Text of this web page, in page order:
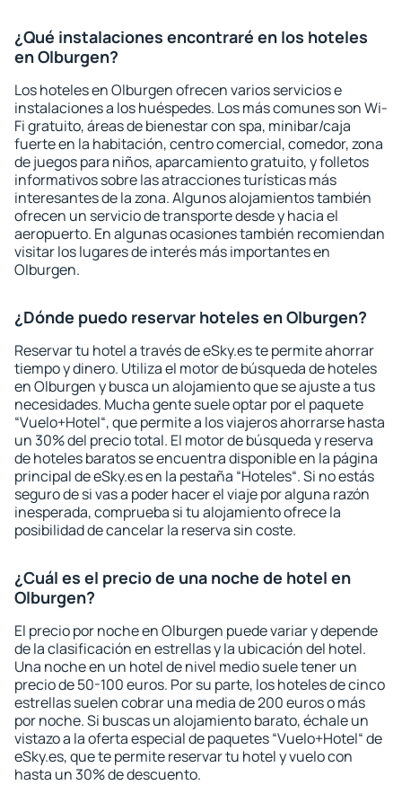
¿Qué instalaciones encontraré en los hoteles
en Olburgen?
Los hoteles en Olburgen ofrecen varios servicios e
instalaciones a los huéspedes. Los más comunes son Wi-
Fi gratuito, áreas de bienestar con spa, minibar/caja
fuerte en la habitación, centro comercial, comedor, zona
de juegos para niños, aparcamiento gratuito, y folletos
informativos sobre las atracciones turísticas más
interesantes de la zona. Algunos alojamientos también
ofrecen un servicio de transporte desde y hacia el
aeropuerto. En algunas ocasiones también recomiendan
visitar los lugares de interés más importantes en
Olburgen.
¿Dónde puedo reservar hoteles en Olburgen?
Reservar tu hotel a través de eSky.es te permite ahorrar
tiempo y dinero. Utiliza el motor de búsqueda de hoteles
en Olburgen y busca un alojamiento que se ajuste a tus
necesidades. Mucha gente suele optar por el paquete
“Vuelo+Hotel“, que permite a los viajeros ahorrarse hasta
un 30% del precio total. El motor de búsqueda y reserva
de hoteles baratos se encuentra disponible en la página
principal de eSky.es en la pestaña “Hoteles“. Si no estás
seguro de si vas a poder hacer el viaje por alguna razón
inesperada, comprueba si tu alojamiento ofrece la
posibilidad de cancelar la reserva sin coste.
¿Cuál es el precio de una noche de hotel en
Olburgen?
El precio por noche en Olburgen puede variar y depende
de la clasificación en estrellas y la ubicación del hotel.
Una noche en un hotel de nivel medio suele tener un
precio de 50-100 euros. Por su parte, los hoteles de cinco
estrellas suelen cobrar una media de 200 euros o más
por noche. Si buscas un alojamiento barato, échale un
vistazo a la oferta especial de paquetes “Vuelo+Hotel“ de
eSky.es, que te permite reservar tu hotel y vuelo con
hasta un 30% de descuento.